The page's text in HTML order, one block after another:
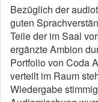
Bezüglich der
guten
Teile der im Saal
ergänzte Ambion
Portfolio von Coda
verteilt im Raum
Wiedergabe